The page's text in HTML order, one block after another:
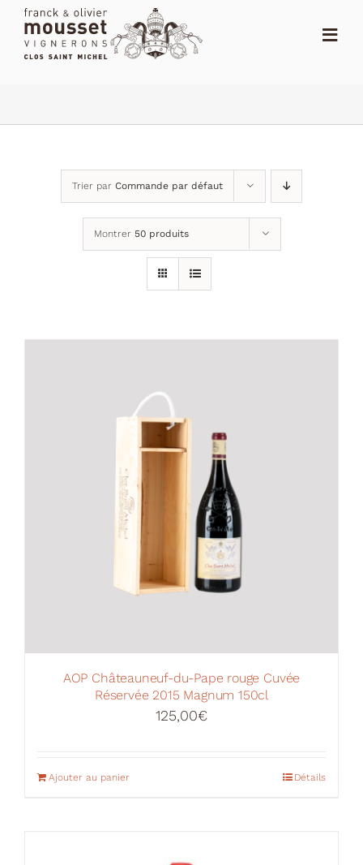
Passer
contenu
LE DOMAINE
Trier par Commande par défaut
Montrer 50 produits
AOP Châteauneuf-du-Pape rouge Cuvée
Réservée 2015 Magnum 150cl
125,00€
Ajouter au panier Détails